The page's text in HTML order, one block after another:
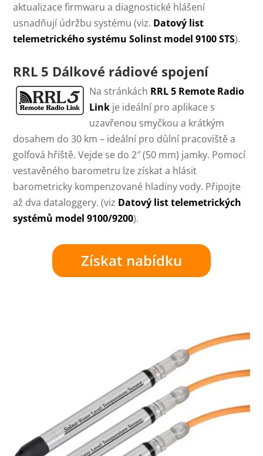
aktualizace firmwaru a diagnostické hlášení
usnadňují údržbu systému (viz. Datový list
telemetrického systému Solinst model 9100 STS).
RRL 5 Dálkové rádiové spojení
Na stránkách RRL 5 Remote Radio
Link je ideální pro aplikace s
uzavřenou smyčkou a krátkým
dosahem do 30 km – ideální pro důlní pracoviště a
golfová hřiště. Vejde se do 2″ (50 mm) jamky. Pomocí
vestavěného barometru lze získat a hlásit
barometricky kompenzované hladiny vody. Připojte
až dva dataloggery. (viz Datový list telemetrických
systémů model 9100/9200).
Získat nabídku